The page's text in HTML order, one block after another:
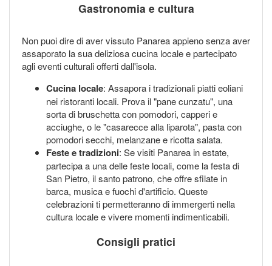
Gastronomia e cultura
Non puoi dire di aver vissuto Panarea appieno senza aver
assaporato la sua deliziosa cucina locale e partecipato
agli eventi culturali offerti dall'isola.
Cucina locale: Assapora i tradizionali piatti eoliani
nei ristoranti locali. Prova il "pane cunzatu", una
sorta di bruschetta con pomodori, capperi e
acciughe, o le "casarecce alla liparota", pasta con
pomodori secchi, melanzane e ricotta salata.
Feste e tradizioni: Se visiti Panarea in estate,
partecipa a una delle feste locali, come la festa di
San Pietro, il santo patrono, che offre sfilate in
barca, musica e fuochi d'artificio. Queste
celebrazioni ti permetteranno di immergerti nella
cultura locale e vivere momenti indimenticabili.
Consigli pratici